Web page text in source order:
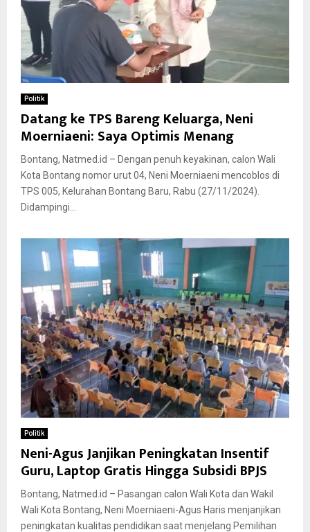
Politik
Datang ke TPS Bareng Keluarga, Neni
Moerniaeni: Saya Optimis Menang
Bontang, Natmed.id – Dengan penuh keyakinan, calon Wali
Kota Bontang nomor urut 04, Neni Moerniaeni mencoblos di
TPS 005, Kelurahan Bontang Baru, Rabu (27/11/2024).
Didampingi...
Politik
Neni-Agus Janjikan Peningkatan Insentif
Guru, Laptop Gratis Hingga Subsidi BPJS
Bontang, Natmed.id – Pasangan calon Wali Kota dan Wakil
Wali Kota Bontang, Neni Moerniaeni-Agus Haris menjanjikan
peningkatan kualitas pendidikan saat menjelang Pemilihan